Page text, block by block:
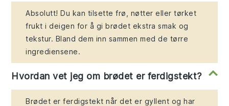
Absolutt! Du kan tilsette frø, nøtter eller tørket
frukt i deigen for å gi brødet ekstra smak og
tekstur. Bland dem inn sammen med de tørre
ingrediensene.
Hvordan vet jeg om brødet er ferdigstekt?
Brødet er ferdigstekt når det er gyllent og har